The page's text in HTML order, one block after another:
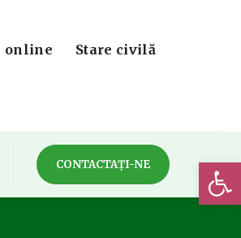
online Stare civilă
CONTACTAȚI-NE